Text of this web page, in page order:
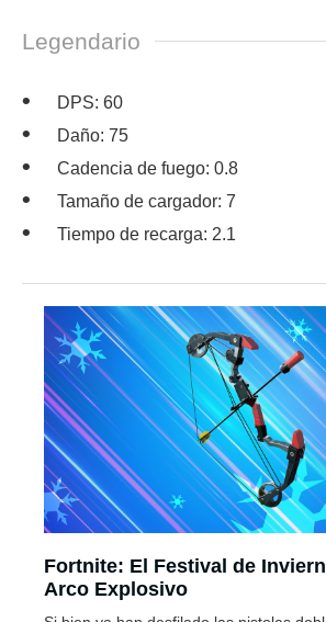
Legendario
DPS: 60
Daño: 75
Cadencia de fuego: 0.8
Tamaño de cargador: 7
Tiempo de recarga: 2.1
Fortnite: El Festival de
Arco Explosivo